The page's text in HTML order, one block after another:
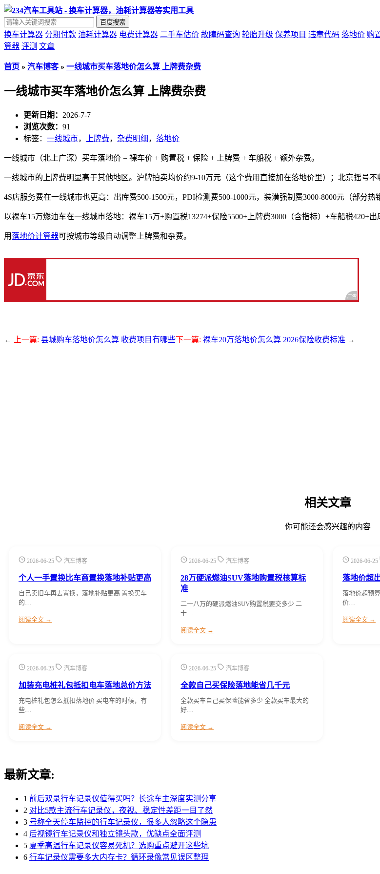
百度搜索
换车计算器 分期付款 油耗计算器 电费计算器 二手车估价 故障码查询 轮胎升级 保养项目 违章代码 落地价 购
算器 评测 文章
首页 » 汽车博客» 一线城市买车落地价怎么算 上牌费杂费
一线城市买车落地价怎么算 上牌费杂费
更新日期： 2026-7-7
浏览次数： 91
标签： 一线城市， 上牌费， 杂费明细 ， 落地价
一线城市（北上广深）买车落地价 = 裸车价 + 购置税 + 保险 + 上牌费 + 车船税 + 额外杂费。
一线城市的上牌费明显高于其他地区。沪牌拍卖均价约9-10万元（这个费用直接加在落地价里）；北京摇号不
4S店服务费在一线城市也更高：出库费500-1500元，PDI检测费500-1000元，装潢强制费3000-8000元（部分
以裸车15万燃油车在一线城市落地：裸车15万+购置税13274+保险5500+上牌费3000（含指标）+车船税420+出
用 落地价计算器可按城市等级自动调整上牌费和杂费。
← 上一篇: 县城购车落地价怎么算 收费项目有哪些下一篇: 裸车20万落地价怎么算 2026保险收费标准 →
相关文章
你可能还会感兴趣的内容
2026-06-25 汽车博客
个人一手置换比车商置换落地补贴更高
自己卖旧车再去置换，落地补贴更高 置换买车
的…
阅读全文 →
2026-06-25 汽车博客
28万硬派燃油SUV落地购置税核算标
准
二十八万的硬派燃油SUV购置税要交多少 二
十…
阅读全文 →
2026-06-25
落地价超
落地价超预
价…
阅读全文 →
2026-06-25 汽车博客
加装充电桩礼包抵扣电车落地总价方法
充电桩礼包怎么抵扣落地价 买电车的时候，有
些…
阅读全文 →
2026-06-25 汽车博客
全款自己买保险落地能省几千元
全款买车自己买保险能省多少 全款买车最大的
好…
阅读全文 →
最新文章:
1 前后双录行车记录仪值得买吗？长途车主深度实测分享
2 对比5款主流行车记录仪，夜视、稳定性差距一目了然
3 号称全天停车监控的行车记录仪，很多人忽略这个隐患
4 后视镜行车记录仪和独立镜头款，优缺点全面评测
5 夏季高温行车记录仪容易死机？选购重点避开这些坑
6 行车记录仪需要多大内存卡？循环录像常见误区整理